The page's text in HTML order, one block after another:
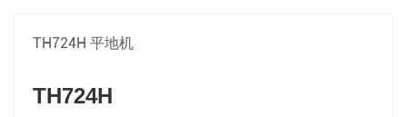
TH724H 平地机
TH724H